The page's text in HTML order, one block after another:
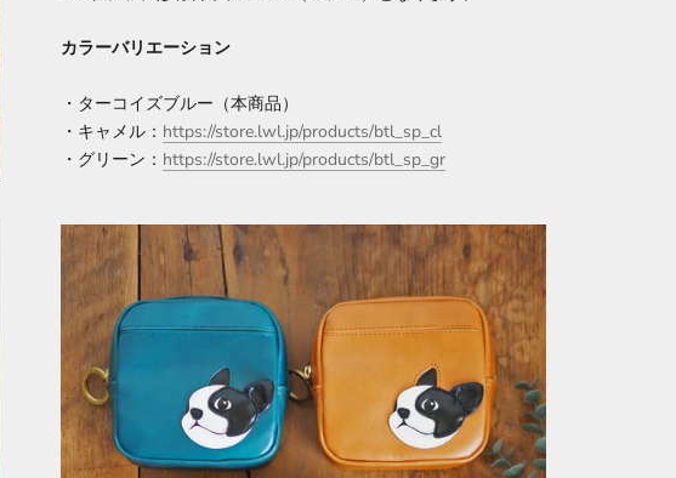
カラーバリエーション
・ターコイズブルー（本商品）
・キャメル： https://store.lwl.jp/products/btl_sp_cl
・グリーン： https://store.lwl.jp/products/btl_sp_gr